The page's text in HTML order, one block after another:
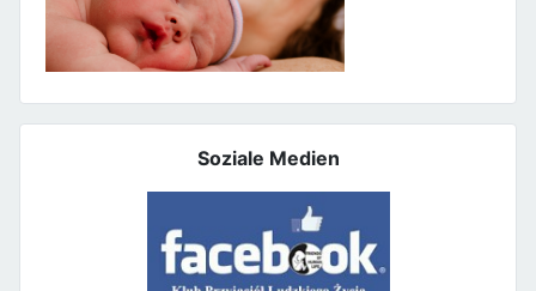
Soziale Medien